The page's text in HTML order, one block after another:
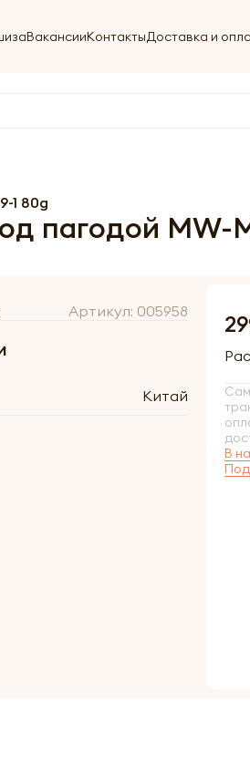
ВакансииКонтактыДоставка и
1 80g
пагодой MW-
Артикул: 005958
Китай
В